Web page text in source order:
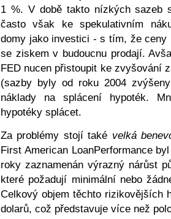
1 %. V době takto nízkých sazeb
často však ke spekulativním
domy jako investici - s tím, že ceny
se ziskem v budoucnu prodají.
FED nucen přistoupit ke zvyšování
(sazby byly od roku 2004
náklady na splácení hypoték.
hypotéky splácet.
Za problémy stojí také velká
First American LoanPerformance
roky zaznamenán výrazný nárůst
které požadují minimální nebo
Celkový objem těchto rizikovějších
dolarů, což představuje více než